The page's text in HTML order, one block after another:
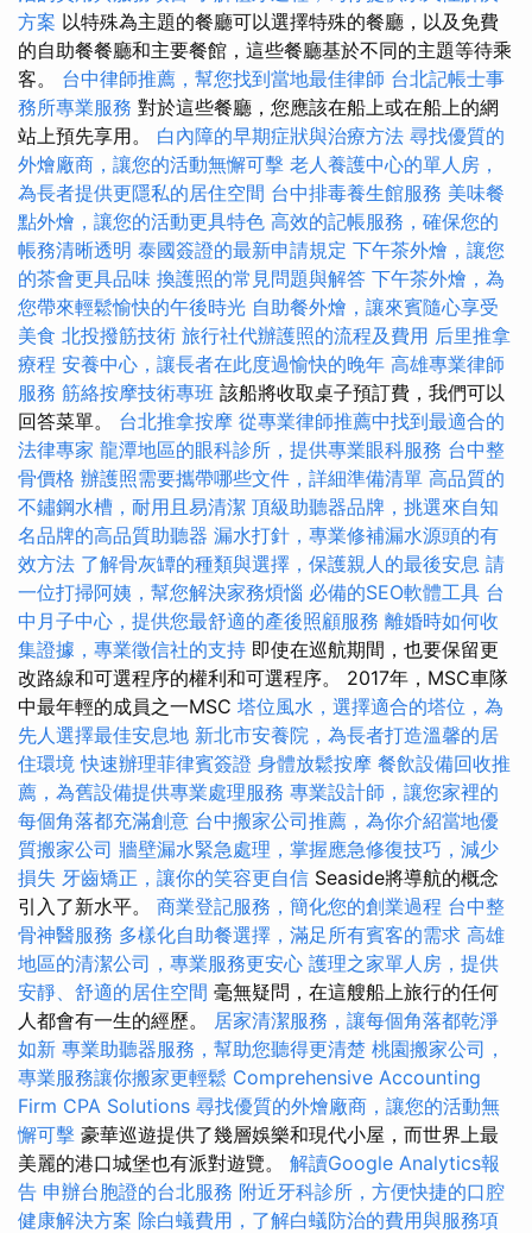
方案 以特殊為主題的餐廳可以選擇特殊的餐廳，以及免費
的自助餐餐廳和主要餐館，這些餐廳基於不同的主題等待乘
客。 台中律師推薦，幫您找到當地最佳律師 台北記帳士事
務所專業服務 對於這些餐廳，您應該在船上或在船上的網
站上預先享用。 白內障的早期症狀與治療方法 尋找優質的
外燴廠商，讓您的活動無懈可擊 老人養護中心的單人房，
為長者提供更隱私的居住空間 台中排毒養生館服務 美味餐
點外燴，讓您的活動更具特色 高效的記帳服務，確保您的
帳務清晰透明 泰國簽證的最新申請規定 下午茶外燴，讓您
的茶會更具品味 換護照的常見問題與解答 下午茶外燴，為
您帶來輕鬆愉快的午後時光 自助餐外燴，讓來賓隨心享受
美食 北投撥筋技術 旅行社代辦護照的流程及費用 后里推拿
療程 安養中心，讓長者在此度過愉快的晚年 高雄專業律師
服務 筋絡按摩技術專班 該船將收取桌子預訂費，我們可以
回答菜單。 台北推拿按摩 從專業律師推薦中找到最適合的
法律專家 龍潭地區的眼科診所，提供專業眼科服務 台中整
骨價格 辦護照需要攜帶哪些文件，詳細準備清單 高品質的
不鏽鋼水槽，耐用且易清潔 頂級助聽器品牌，挑選來自知
名品牌的高品質助聽器 漏水打針，專業修補漏水源頭的有
效方法 了解骨灰罈的種類與選擇，保護親人的最後安息 請
一位打掃阿姨，幫您解決家務煩惱 必備的SEO軟體工具 台
中月子中心，提供您最舒適的產後照顧服務 離婚時如何收
集證據，專業徵信社的支持 即使在巡航期間，也要保留更
改路線和可選程序的權利和可選程序。 2017年，MSC車隊
中最年輕的成員之一MSC 塔位風水，選擇適合的塔位，為
先人選擇最佳安息地 新北市安養院，為長者打造溫馨的居
住環境 快速辦理菲律賓簽證 身體放鬆按摩 餐飲設備回收推
薦，為舊設備提供專業處理服務 專業設計師，讓您家裡的
每個角落都充滿創意 台中搬家公司推薦，為你介紹當地優
質搬家公司 牆壁漏水緊急處理，掌握應急修復技巧，減少
損失 牙齒矯正，讓你的笑容更自信 Seaside將導航的概念
引入了新水平。 商業登記服務，簡化您的創業過程 台中整
骨神醫服務 多樣化自助餐選擇，滿足所有賓客的需求 高雄
地區的清潔公司，專業服務更安心 護理之家單人房，提供
安靜、舒適的居住空間 毫無疑問，在這艘船上旅行的任何
人都會有一生的經歷。 居家清潔服務，讓每個角落都乾淨
如新 專業助聽器服務，幫助您聽得更清楚 桃園搬家公司，
專業服務讓你搬家更輕鬆 Comprehensive Accounting
Firm CPA Solutions 尋找優質的外燴廠商，讓您的活動無
懈可擊 豪華巡遊提供了幾層娛樂和現代小屋，而世界上最
美麗的港口城堡也有派對遊覽。 解讀Google Analytics報
告 申辦台胞證的台北服務 附近牙科診所，方便快捷的口腔
健康解決方案 除白蟻費用，了解白蟻防治的費用與服務項